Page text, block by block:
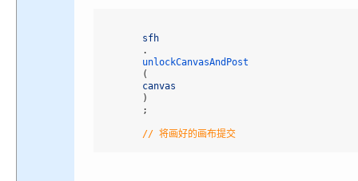
sfh
.
unlockCanvasAndPost
(
canvas
)
;
// 将画好的画布提交